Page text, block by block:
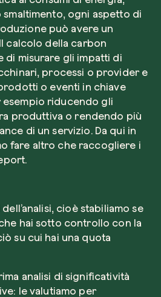
smaltimento, ogni aspetto di
può avere un
calcolo della carbon
misurare gli impatti di
processi o provider e
o eventi in chiave
riducendo gli
produttiva o rendendo più
di un servizio. Da qui in
fare altro che raccogliere i
cioè stabiliamo se
hai sotto controllo con la
su cui hai una quota
analisi di significatività
le valutiamo per